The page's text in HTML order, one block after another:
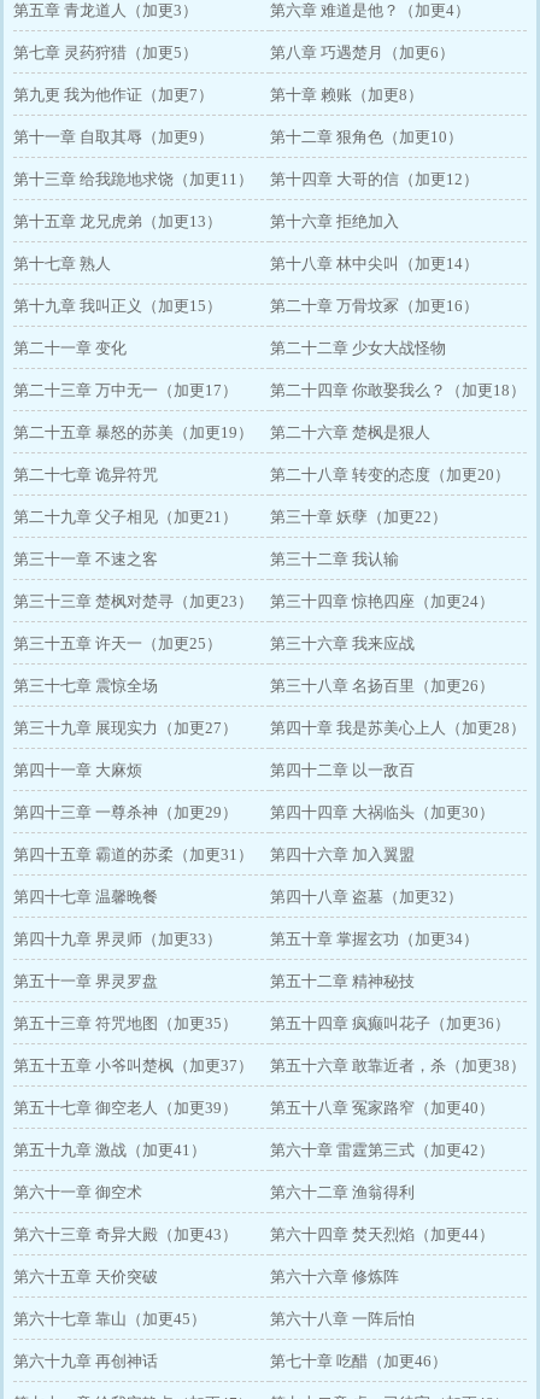
第五章 青龙道人（加更3） 第六章 难道是他？（加更4）
第七章 灵药狩猎（加更5） 第八章 巧遇楚月（加更6）
第九更 我为他作证（加更7） 第十章 赖账（加更8）
第十一章 自取其辱（加更9） 第十二章 狠角色（加更10）
第十三章 给我跪地求饶（加更11） 第十四章 大哥的信（加更12）
第十五章 龙兄虎弟（加更13） 第十六章 拒绝加入
第十七章 熟人 第十八章 林中尖叫（加更14）
第十九章 我叫正义（加更15） 第二十章 万骨坟冢（加更16）
第二十一章 变化 第二十二章 少女大战怪物
第二十三章 万中无一（加更17） 第二十四章 你敢娶我么？（加更18）
第二十五章 暴怒的苏美（加更19） 第二十六章 楚枫是狠人
第二十七章 诡异符咒 第二十八章 转变的态度（加更20）
第二十九章 父子相见（加更21） 第三十章 妖孽（加更22）
第三十一章 不速之客 第三十二章 我认输
第三十三章 楚枫对楚寻（加更23） 第三十四章 惊艳四座（加更24）
第三十五章 许天一（加更25） 第三十六章 我来应战
第三十七章 震惊全场 第三十八章 名扬百里（加更26）
第三十九章 展现实力（加更27） 第四十章 我是苏美心上人（加更28）
第四十一章 大麻烦 第四十二章 以一敌百
第四十三章 一尊杀神（加更29） 第四十四章 大祸临头（加更30）
第四十五章 霸道的苏柔（加更31） 第四十六章 加入翼盟
第四十七章 温馨晚餐 第四十八章 盗墓（加更32）
第四十九章 界灵师（加更33） 第五十章 掌握玄功（加更34）
第五十一章 界灵罗盘 第五十二章 精神秘技
第五十三章 符咒地图（加更35） 第五十四章 疯癫叫花子（加更36）
第五十五章 小爷叫楚枫（加更37） 第五十六章 敢靠近者，杀（加更38）
第五十七章 御空老人（加更39） 第五十八章 冤家路窄（加更40）
第五十九章 激战（加更41） 第六十章 雷霆第三式（加更42）
第六十一章 御空术 第六十二章 渔翁得利
第六十三章 奇异大殿（加更43） 第六十四章 焚天烈焰（加更44）
第六十五章 天价突破 第六十六章 修炼阵
第六十七章 靠山（加更45） 第六十八章 一阵后怕
第六十九章 再创神话 第七十章 吃醋（加更46）